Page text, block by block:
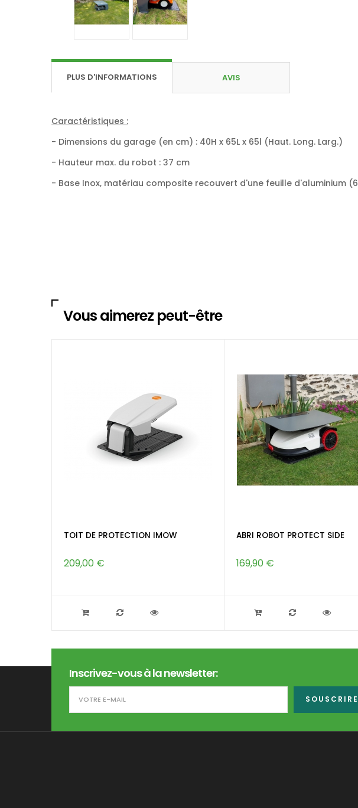
PLUS D'INFORMATIONS AVIS
Caractéristiques :
- Dimensions du garage (en cm) : 40H x 65L x 65l (Haut. Long. Larg.)
- Hauteur max. du robot : 37 cm
- Base Inox, matériau composite recouvert d'une feuille d'aluminium (6
Vous aimerez peut-être
TOIT DE PROTECTION IMOW
209,00 €
ABRI ROBOT PROTECT SIDE
169,90 €
Inscrivez-vous à la newsletter:
SOUSCRIRE